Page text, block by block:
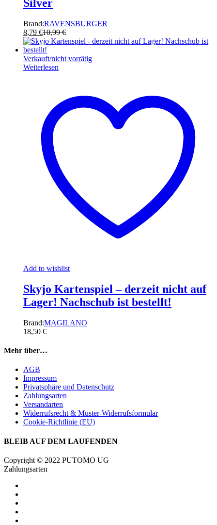
Silver
Brand:RAVENSBURGER
8,79 €10,99€
Verkauft/nicht vorrätig
Weiterlesen
Add to wishlist
Skyjo Kartenspiel – derzeit nicht auf
Lager! Nachschub ist bestellt!
Brand:MAGILANO
18,50 €
Mehr über…
AGB
Impressum
Privatsphäre und Datenschutz
Zahlungsarten
Versandarten
Widerrufsrecht & Muster-Widerrufsformular
Cookie-Richtlinie (EU)
BLEIB AUF DEM LAUFENDEN
Copyright © 2022 PUTOMO UG
Zahlungsarten